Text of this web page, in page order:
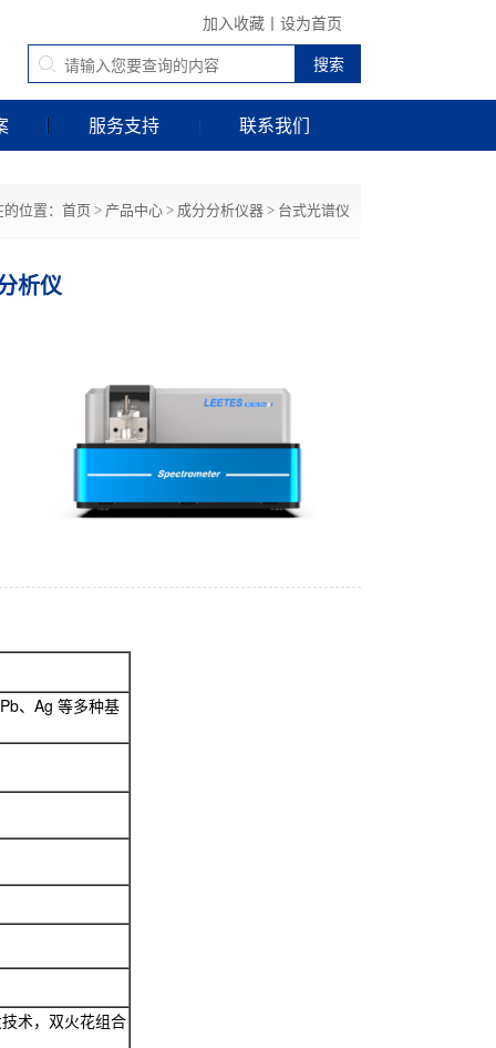
加入收藏 丨 设为首页
服务支持 联系我们
位置： 首页 > 产品中心 > 成分分析仪器 > 台式光谱仪
析仪
、Ag 等多种基
术，双火花组合